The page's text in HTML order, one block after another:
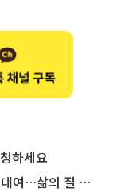
하세요
의 질 높인다